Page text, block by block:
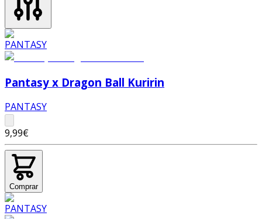
Pantasy x Dragon Ball Kuririn
PANTASY
9,99€
Comprar